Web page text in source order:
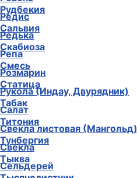
Рудбекия
Сальвия
Скабиоза
Смесь
Статица
Табак
Титония
Тунбергия
Тыква
Редис
Редька
Репа
Розмарин
Рукола (Индау, Двурядник)
Салат
Свекла листовая (Мангольд)
Свекла
Сельдерей